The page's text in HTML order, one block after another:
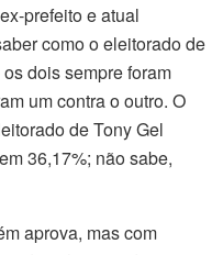
prefeito e atual
como o eleitorado de
dois sempre foram
um contra o outro. O
de Tony Gel
36,17%; não sabe,
aprova, mas com